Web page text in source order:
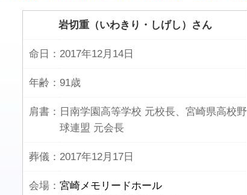
岩切重（いわきり・しげし）さん
命日： 2017年12月14日
年齢： 91歳
肩書： 日南学園高等学校 元校長、宮崎県高校野
球連盟 元会長
葬儀： 2017年12月17日
会場： 宮崎メモリードホール